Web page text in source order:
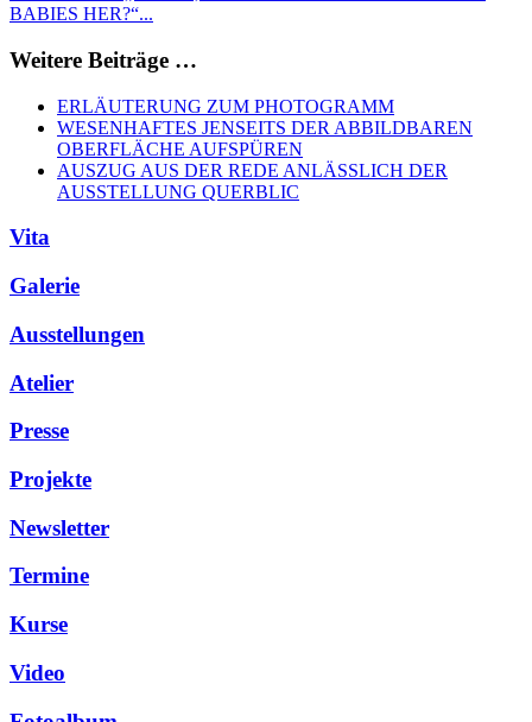
BABIES HER?“...
Weitere Beiträge …
ERLÄUTERUNG ZUM PHOTOGRAMM
WESENHAFTES JENSEITS DER ABBILDBAREN
OBERFLÄCHE AUFSPÜREN
AUSZUG AUS DER REDE ANLÄSSLICH DER
AUSSTELLUNG QUERBLIC
Vita
Galerie
Ausstellungen
Atelier
Presse
Projekte
Newsletter
Termine
Kurse
Video